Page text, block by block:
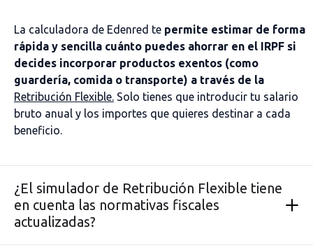
La calculadora de Edenred te permite estimar de forma
rápida y sencilla cuánto puedes ahorrar en el IRPF si
decides incorporar productos exentos (como
guardería, comida o transporte) a través de la
Retribución Flexible. Solo tienes que introducir tu salario
bruto anual y los importes que quieres destinar a cada
beneficio.
¿El simulador de Retribución Flexible tiene
en cuenta las normativas fiscales
actualizadas?